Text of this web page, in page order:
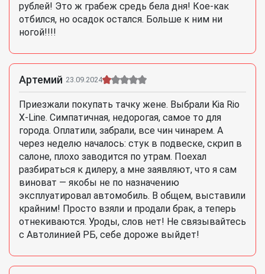
рублей! Это ж грабеж средь бела дня! Кое-как
отбился, но осадок остался. Больше к ним ни
ногой!!!!
Артемий 23.09.2024
Приезжали покупать тачку жене. Выбрали Kia Rio
X-Line. Симпатичная, недорогая, самое то для
города. Оплатили, забрали, все чин чинарем. А
через неделю началось: стук в подвеске, скрип в
салоне, плохо заводится по утрам. Поехал
разбираться к дилеру, а мне заявляют, что я сам
виноват — якобы не по назначению
эксплуатировал автомобиль. В общем, выставили
крайним! Просто взяли и продали брак, а теперь
отнекиваются. Уроды, слов нет! Не связывайтесь
с Автолинией РБ, себе дороже выйдет!